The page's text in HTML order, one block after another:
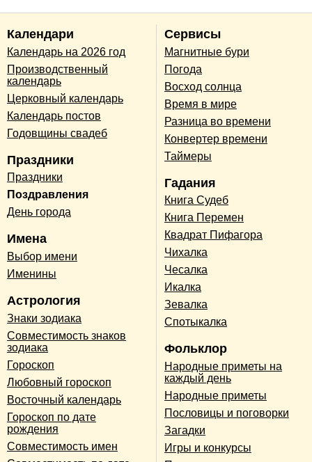
Календари
Календарь на 2026 год
Производственный
календарь
Церковный календарь
Календарь постов
Годовщины свадеб
Праздники
Праздники
Поздравления
День города
Имена
Выбор имени
Именины
Астрология
Знаки зодиака
Совместимость знаков
зодиака
Гороскоп
Любовный гороскоп
Восточный календарь
Гороскоп по дате
рождения
Совместимость имен
Сервисы
Магнитные бури
Погода
Восход солнца
Время в мире
Разница во времени
Конвертер времени
Таймеры
Гадания
Книга Судеб
Книга Перемен
Квадрат Пифагора
Чихалка
Чесалка
Икалка
Зевалка
Спотыкалка
Фольклор
Народные приметы на
каждый день
Народные приметы
Пословицы и поговорки
Загадки
Игры и конкурсы